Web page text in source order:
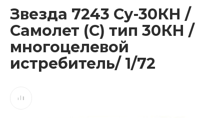
Звезда 7243 Су-30КН /
Самолет (С) тип 30КН /
многоцелевой
истребитель/ 1/72